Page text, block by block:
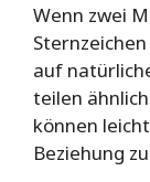
Wenn zwei
auf
teilen
können
Beziehung